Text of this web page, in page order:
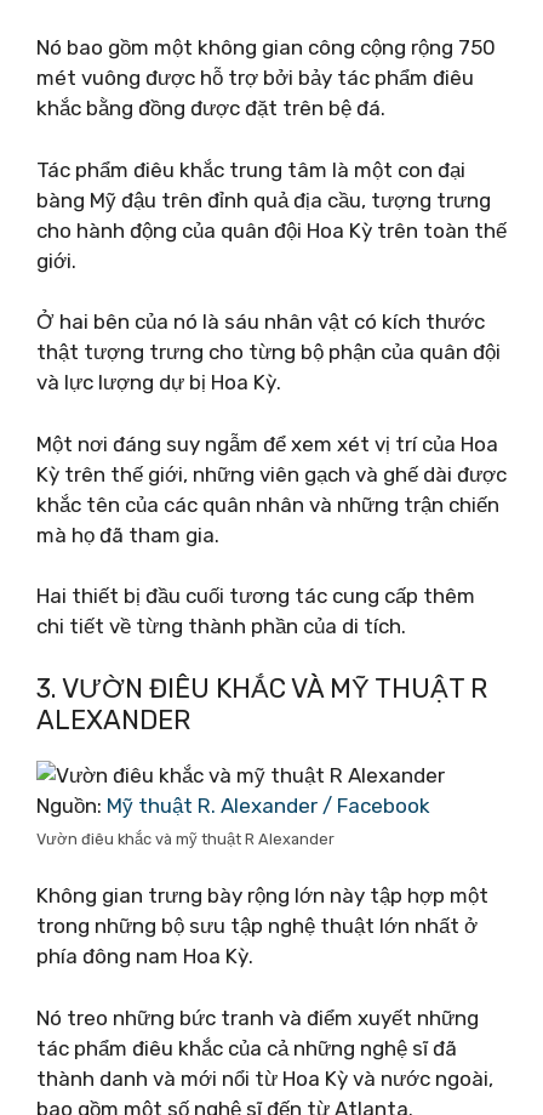
Nó bao gồm một không gian công cộng rộng 750
mét vuông được hỗ trợ bởi bảy tác phẩm điêu
khắc bằng đồng được đặt trên bệ đá.
Tác phẩm điêu khắc trung tâm là một con đại
bàng Mỹ đậu trên đỉnh quả địa cầu, tượng trưng
cho hành động của quân đội Hoa Kỳ trên toàn thế
giới.
Ở hai bên của nó là sáu nhân vật có kích thước
thật tượng trưng cho từng bộ phận của quân đội
và lực lượng dự bị Hoa Kỳ.
Một nơi đáng suy ngẫm để xem xét vị trí của Hoa
Kỳ trên thế giới, những viên gạch và ghế dài được
khắc tên của các quân nhân và những trận chiến
mà họ đã tham gia.
Hai thiết bị đầu cuối tương tác cung cấp thêm
chi tiết về từng thành phần của di tích.
3. VƯỜN ĐIÊU KHẮC VÀ MỸ THUẬT R
ALEXANDER
Nguồn: Mỹ thuật R. Alexander / Facebook
Vườn điêu khắc và mỹ thuật R Alexander
Không gian trưng bày rộng lớn này tập hợp một
trong những bộ sưu tập nghệ thuật lớn nhất ở
phía đông nam Hoa Kỳ.
Nó treo những bức tranh và điểm xuyết những
tác phẩm điêu khắc của cả những nghệ sĩ đã
thành danh và mới nổi từ Hoa Kỳ và nước ngoài,
bao gồm một số nghệ sĩ đến từ Atlanta.